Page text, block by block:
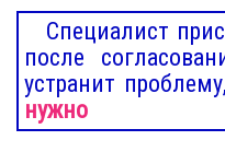
Специалист
после
устранит
нужно